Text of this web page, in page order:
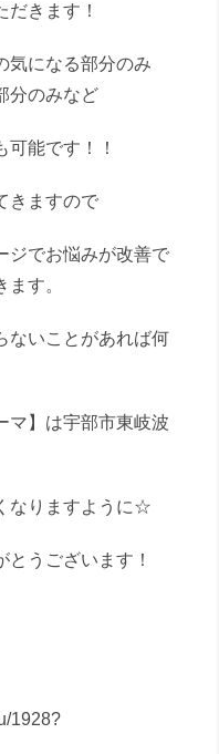
きます！
気になる部分のみ
分のみなど
能です！！
きますので
ジでお悩みが改善で
す。
ないことがあれば何
マ】は宇部市東岐波
なりますように☆
うございます！
1928?